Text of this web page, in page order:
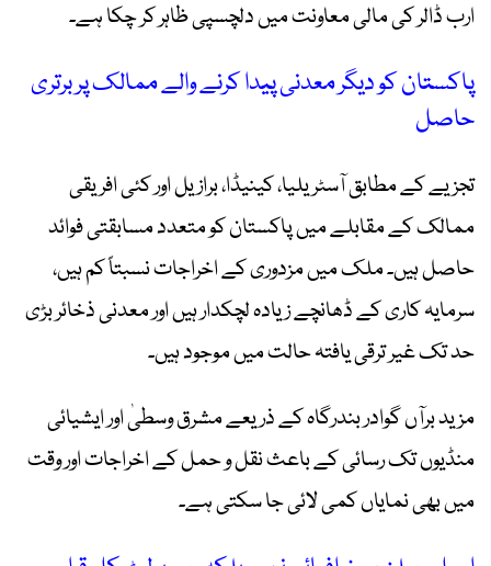
ارب ڈالر کی مالی معاونت میں دلچسپی ظاہر کر چکا ہے۔
پاکستان کو دیگر معدنی پیدا کرنے والے ممالک پر برتری
حاصل
تجزیے کے مطابق آسٹریلیا، کینیڈا، برازیل اور کئی افریقی
ممالک کے مقابلے میں پاکستان کو متعدد مسابقتی فوائد
حاصل ہیں۔ ملک میں مزدوری کے اخراجات نسبتاً کم ہیں،
سرمایہ کاری کے ڈھانچے زیادہ لچکدار ہیں اور معدنی ذخائر بڑی
حد تک غیر ترقی یافتہ حالت میں موجود ہیں۔
مزید برآں گوادر بندرگاہ کے ذریعے مشرق وسطیٰ اور ایشیائی
منڈیوں تک رسائی کے باعث نقل و حمل کے اخراجات اور وقت
میں بھی نمایاں کمی لائی جا سکتی ہے۔